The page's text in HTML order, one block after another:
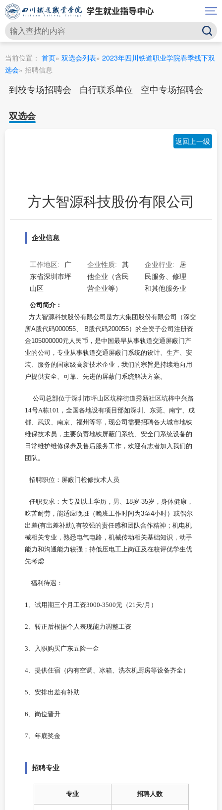
当前位置： 首页» 双选会列表» 2023年四川铁道职业学院春季线下双
选会» 招聘信息
到校专场招聘会 自行联系单位 空中专场招聘会
双选会
返回上一级
方大智源科技股份有限公司
企业信息
工作地区:
广
东省深圳市坪
山区
企业性质:
其
他企业（含民
营企业等）
企业行业:
居
民服务、修理
和其他服务业
公司简介：
方大智源科技股份有限公司是方大集团股份有限公司（深交
所A股代码000055、 B股代码200055）的全资子公司注册资
金105000000元人民币，是中国最早从事轨道交通屏蔽门产
业的公司，专业从事轨道交通屏蔽门系统的设计、生产、安
装、服务的国家级高新技术企业，我们的宗旨是持续地向用
户提供安全、可靠、先进的屏蔽门系统解决方案。
公司总部位于深圳市坪山区坑梓街道秀新社区坑梓中兴路
14号A栋101 ，全国各地设有项目部如深圳、 东莞、南宁、 成
都、 武汉、南京、 福州 等等，现公司需要招聘各大城市地铁
维保技术员 ，主要负责地铁屏蔽门系统、安全门系统设备的
日常维护维修保养及售后服务工作，欢迎有志者加入我们的
团队。
招聘职位：屏蔽门检修技术人员
任职要求： 大专及以上学历，男、18岁-35岁，身体健康，
吃苦耐劳，能适应晚班（晚班工作时间为3至4小时）或偶尔
出差(有出差补助),有较强的责任感和团队合作精神；机电机
械相关专业，熟悉电气电路，机械传动相关基础知识，动手
能力和沟通能力较强；持低压电工上岗证及在校评优学生优
先考虑
福利待遇：
1、试用期三个月工资3000-3500元（21天/月）
2、转正后根据个人表现能力调整工资
3、入职购买广东五险一金
4、提供住宿（内有空调、 冰箱、洗衣机厨房等设备齐全）
5、安排出差有补助
6、岗位晋升
7、年底奖金
招聘专业
专业 招聘人数